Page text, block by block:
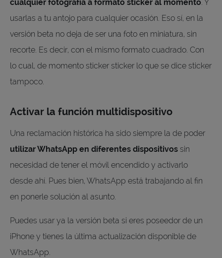
cualquier fotografía a formato sticker al momento. Y
usarlas a tu antojo para cualquier ocasión. Eso sí, en la
versión beta no deja de ser una foto en miniatura, sin
recorte. Es decir, con el mismo formato cuadrado. Con
lo cual, de momento sticker sticker lo que se dice sticker
tampoco.
Activar la función multidispositivo
Una reclamación histórica ha sido siempre la de poder
utilizar WhatsApp en diferentes dispositivos sin
necesidad de tener el móvil encendido y activarlo
desde ahí. Pues bien, WhatsApp está trabajando al fin
en ponerle solución al asunto.
Puedes usar ya la versión beta si eres poseedor de un
iPhone y tienes la última actualización disponible de
WhatsApp.